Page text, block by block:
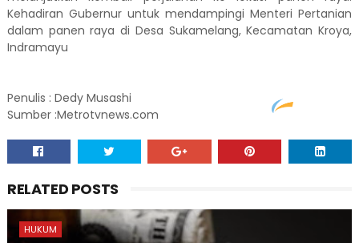
Kehadiran Gubernur untuk mendampingi Menteri Pertanian
dalam panen raya di Desa Sukamelang, Kecamatan Kroya,
Indramayu
Penulis : Dedy Musashi
Sumber :Metrotvnews.com
RELATED POSTS
HUKUM